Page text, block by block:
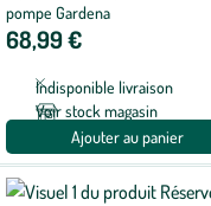
pompe Gardena
68,99 €
Indisponible livraison
Voir stock magasin
Ajouter au panier